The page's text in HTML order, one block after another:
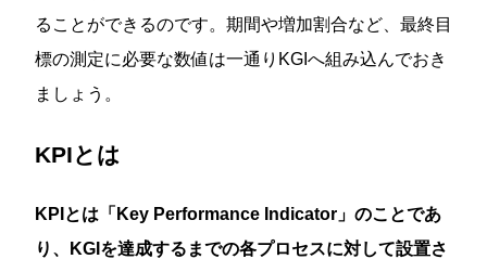
ることができるのです。期間や増加割合など、最終目
標の測定に必要な数値は一通りKGIへ組み込んでおき
ましょう。
KPIとは
KPIとは「Key Performance Indicator」のことであ
り、KGIを達成するまでの各プロセスに対して設置さ